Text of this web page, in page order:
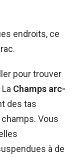
endroits, ce
pour trouver
Champs arc-
des tas
Vous
à de